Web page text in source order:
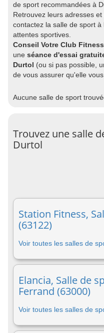
de sport recommandées à
Retrouvez leurs adresses
contactez la salle de sport
attentes sportives.
Conseil Votre Club Fitness
une séance d'essai
Durtol (ou si pas possible,
de vous assurer qu'elle vous
Aucune salle de sport
Trouvez une salle
Durtol
Station Fitness,
(63122)
Voir toutes les salles de
Elancia, Salle de
Ferrand (63000)
Voir toutes les salles de